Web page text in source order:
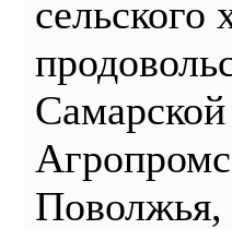
сельского
Поволжья,